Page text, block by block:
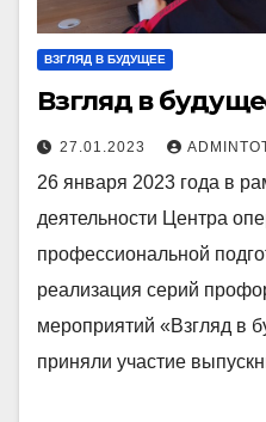
ВЗГЛЯД В БУДУЩЕЕ
Взгляд в
27.01.2023
26 января 2023 года в
деятельности Центра
профессиональной
реализация серий
мероприятий «Взгляд в
приняли участие